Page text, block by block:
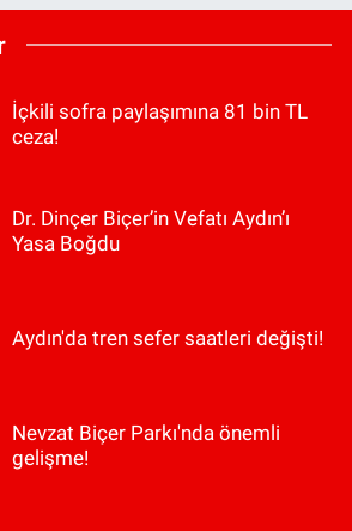
İçkili sofra paylaşımına 81 bin TL
ceza!
Dr. Dinçer Biçer’in Vefatı Aydın’ı
Yasa Boğdu
Aydın'da tren sefer saatleri değişti!
Nevzat Biçer Parkı'nda önemli
gelişme!